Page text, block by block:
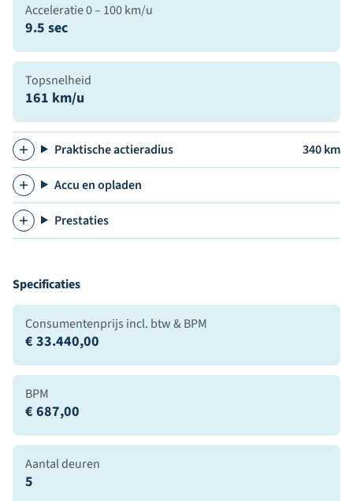
Acceleratie 0 – 100 km/u
9.5 sec
Topsnelheid
161 km/u
Praktische actieradius 340 km
Accu en opladen
Prestaties
Specificaties
Consumentenprijs incl. btw & BPM
€ 33.440,00
BPM
€ 687,00
Aantal deuren
5